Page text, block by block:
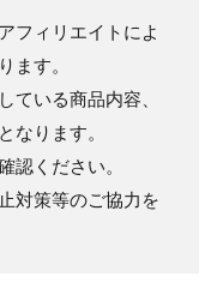
フィリエイトによ
ます。
ている商品内容、
なります。
認ください。
対策等のご協力を